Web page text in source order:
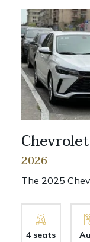
2026
The 2025
4 seats